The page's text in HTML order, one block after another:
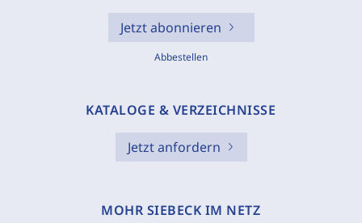
Jetzt abonnieren
Abbestellen
KATALOGE & VERZEICHNISSE
Jetzt anfordern
MOHR SIEBECK IM NETZ